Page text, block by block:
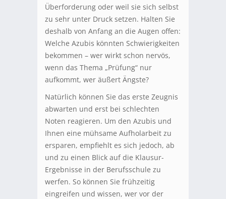
Überforderung oder weil sie sich selbst
zu sehr unter Druck setzen. Halten Sie
deshalb von Anfang an die Augen offen:
Welche Azubis könnten Schwierigkeiten
bekommen – wer wirkt schon nervös,
wenn das Thema „Prüfung“ nur
aufkommt, wer äußert Ängste?
Natürlich können Sie das erste Zeugnis
abwarten und erst bei schlechten
Noten reagieren. Um den Azubis und
Ihnen eine mühsame Aufholarbeit zu
ersparen, empfiehlt es sich jedoch, ab
und zu einen Blick auf die Klausur-
Ergebnisse in der Berufsschule zu
werfen. So können Sie frühzeitig
eingreifen und wissen, wer vor der